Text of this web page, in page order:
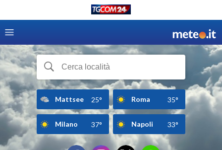
Mattsee 25° Roma 35°
Milano 37° Napoli 33°